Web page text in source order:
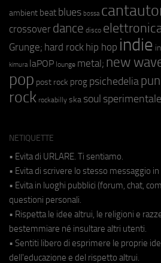
ambient beat blues bossa
crossover dance disco
Grunge; hard rock hip hop indie
kimura laPOP lounge metal; new
pop post rock prog psichedelia
rock rockabilly ska soul sperimentale
NETIQUETTE
• Evita di URLARE. Ti sentiamo.
• Evita di scrivere lo stesso messaggio
• Evita in luoghi pubblici (forum, chat,
questioni personali.
• Rispetta le idee altrui, le religioni e
bestemmiare né insultare altri utenti.
• Sentiti libero di esprimere le proprie
dell'educazione e del rispetto altrui.